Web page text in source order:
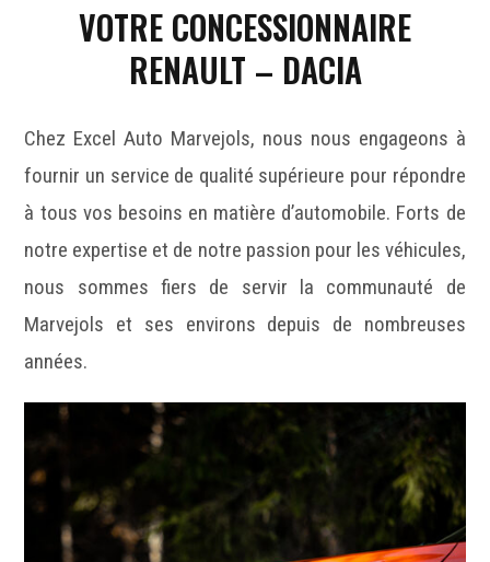
VOTRE CONCESSIONNAIRE
RENAULT – DACIA
Chez Excel Auto Marvejols, nous nous engageons à
fournir un service de qualité supérieure pour répondre
à tous vos besoins en matière d’automobile. Forts de
notre expertise et de notre passion pour les véhicules,
nous sommes fiers de servir la communauté de
Marvejols et ses environs depuis de nombreuses
années.